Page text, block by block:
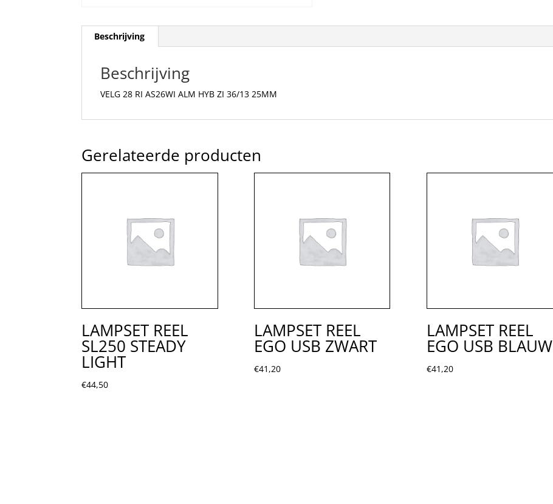
Beschrijving
Beschrijving
VELG 28 RI AS26WI ALM HYB ZI 36/13 25MM
Gerelateerde producten
LAMPSET REEL
SL250 STEADY
LIGHT
€44,50
LAMPSET REEL
EGO USB ZWART
€41,20
LAMPSET REEL
EGO USB BLAUW
€41,20